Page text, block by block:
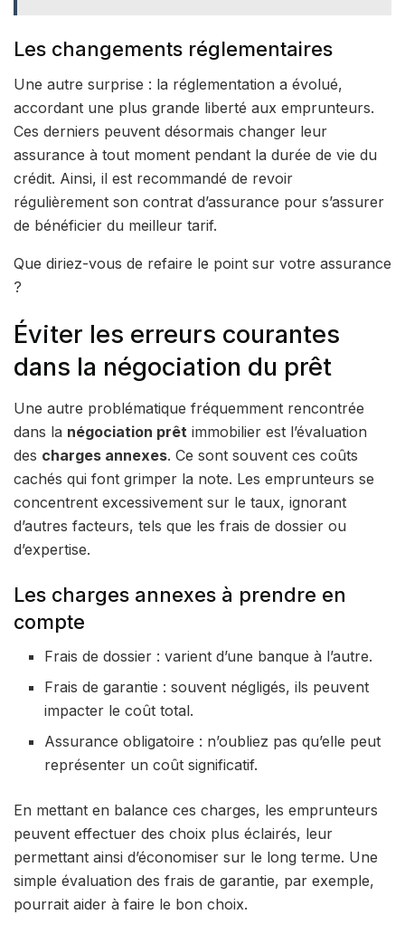
Les changements réglementaires
Une autre surprise : la réglementation a évolué,
accordant une plus grande liberté aux emprunteurs.
Ces derniers peuvent désormais changer leur
assurance à tout moment pendant la durée de vie du
crédit. Ainsi, il est recommandé de revoir
régulièrement son contrat d’assurance pour s’assurer
de bénéficier du meilleur tarif.
Que diriez-vous de refaire le point sur votre assurance
?
Éviter les erreurs courantes
dans la négociation du prêt
Une autre problématique fréquemment rencontrée
dans la négociation prêt immobilier est l’évaluation
des charges annexes. Ce sont souvent ces coûts
cachés qui font grimper la note. Les emprunteurs se
concentrent excessivement sur le taux, ignorant
d’autres facteurs, tels que les frais de dossier ou
d’expertise.
Les charges annexes à prendre en
compte
Frais de dossier : varient d’une banque à l’autre.
Frais de garantie : souvent négligés, ils peuvent
impacter le coût total.
Assurance obligatoire : n’oubliez pas qu’elle peut
représenter un coût significatif.
En mettant en balance ces charges, les emprunteurs
peuvent effectuer des choix plus éclairés, leur
permettant ainsi d’économiser sur le long terme. Une
simple évaluation des frais de garantie, par exemple,
pourrait aider à faire le bon choix.